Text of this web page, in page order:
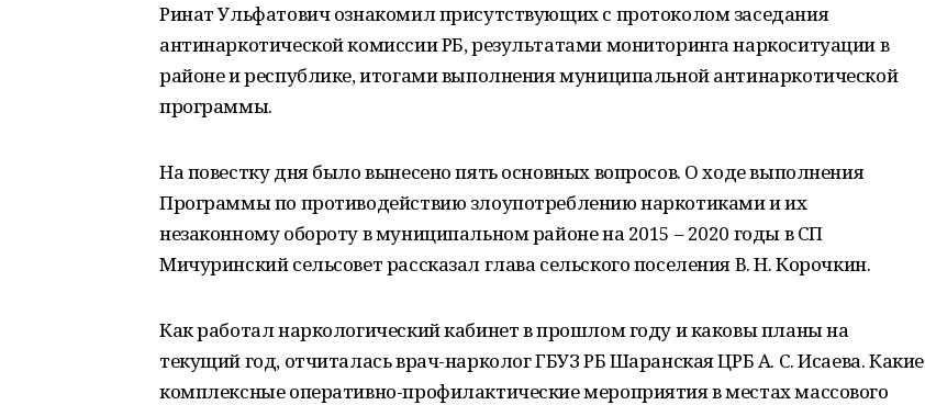
Ринат Ульфатович ознакомил присутствующих с протоколом заседания
антинаркотической комиссии РБ, результатами мониторинга наркоситуации в
районе и республике, итогами выполнения муниципальной антинаркотической
программы.
На повестку дня было вынесено пять основных вопросов. О ходе выполнения
Программы по противодействию злоупотреблению наркотиками и их
незаконному обороту в муниципальном районе на 2015 – 2020 годы в СП
Мичуринский сельсовет рассказал глава сельского поселения В. Н. Корочкин.
Как работал наркологический кабинет в прошлом году и каковы планы на
текущий год, отчиталась врач-нарколог ГБУЗ РБ Шаранская ЦРБ А. С. Исаева. Какие
комплексные оперативно-профилактические мероприятия в местах массового